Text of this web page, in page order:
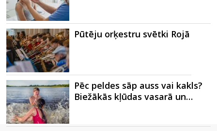
Pūtēju orķestru svētki Rojā
Pēc peldes sāp auss vai kakls?
Biežākās kļūdas vasarā un…